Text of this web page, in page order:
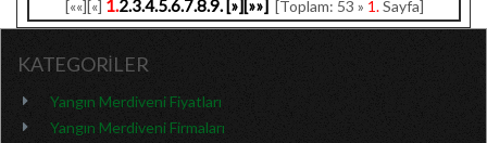
[««][«] 1.2.3.4.5.6.7.8.9. [»] [»»] [Toplam: 53 » 1.Sayfa]
KATEGORİLER
Yangın Merdiveni Fiyatları
Yangın Merdiveni Firmaları